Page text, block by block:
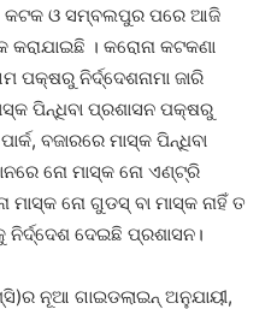
କଟକ ଓ ସମ୍ବଲପୁର ପରେ ଆଜି
। କରୋନା କଟକଣା
ପକ୍ଷରୁ ନିର୍ଦ୍ଦେଶନାମା ଜାରି
ପିନ୍ଧିବା ପ୍ରଶାସନ ପକ୍ଷରୁ
ବଜାରରେ ମାସ୍କ ପିନ୍ଧିବା
ନୋ ମାସ୍କ ନୋ ଏଣ୍ଟ୍ରି
ନୋ ଗୁଡସ୍‌ ବା ମାସ୍କ ନାହିଁ ତ
ନିର୍ଦ୍ଦେଶ ଦେଇଛି ପ୍ରଶାସନ।
ନୂଆ ଗାଇଡଲାଇନ୍‌ ଅନୁଯାୟୀ,